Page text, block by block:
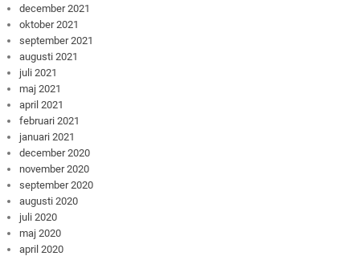
december 2021
oktober 2021
september 2021
augusti 2021
juli 2021
maj 2021
april 2021
februari 2021
januari 2021
december 2020
november 2020
september 2020
augusti 2020
juli 2020
maj 2020
april 2020